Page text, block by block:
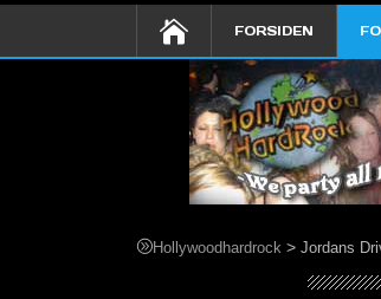
FORSIDEN
Hollywoodhardrock > Jordans